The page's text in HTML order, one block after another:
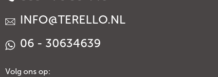
INFO@TERELLO.NL
06 - 30634639
Volg ons op: